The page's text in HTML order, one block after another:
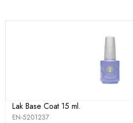
Lak Base Coat 15 ml.
EN-5201237